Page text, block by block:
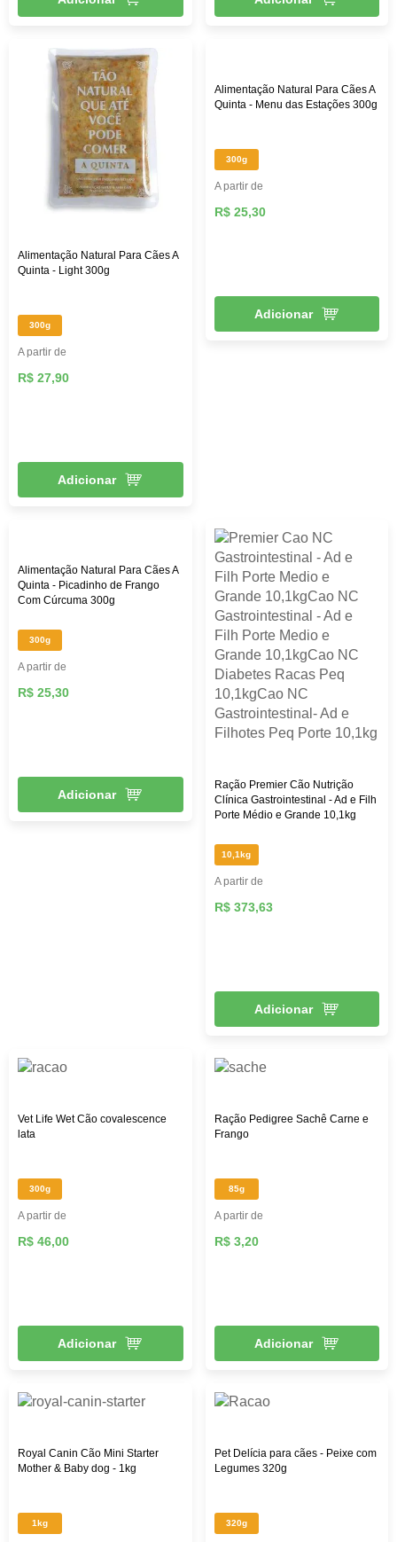
Alimentação Natural Para Cães A
Quinta - Light 300g
300g
A partir de
R$ 27,90
Adicionar
Alimentação Natural Para Cães A
Quinta - Menu das Estações 300g
300g
A partir de
R$ 25,30
Adicionar
Alimentação Natural Para Cães A
Quinta - Picadinho de Frango
Com Cúrcuma 300g
300g
A partir de
R$ 25,30
Adicionar
Ração Premier Cão Nutrição
Clínica Gastrointestinal - Ad e Filh
Porte Médio e Grande 10,1kg
10,1kg
A partir de
R$ 373,63
Adicionar
Vet Life Wet Cão covalescence
lata
300g
A partir de
R$ 46,00
Adicionar
Ração Pedigree Sachê Carne e
Frango
85g
A partir de
R$ 3,20
Adicionar
Royal Canin Cão Mini Starter
Mother & Baby dog - 1kg
1kg
Pet Delícia para cães - Peixe com
Legumes 320g
320g